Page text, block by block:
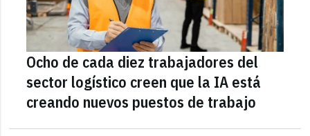
Ocho de cada diez trabajadores del
sector logístico creen que la IA está
creando nuevos puestos de trabajo